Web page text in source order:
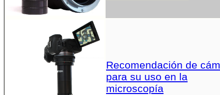
Recomendación de
para su uso en la
microscopía